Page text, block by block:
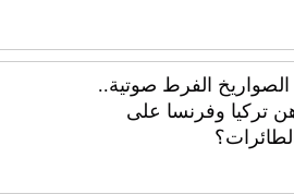
الفرط صوتية..
تركيا وفرنسا على